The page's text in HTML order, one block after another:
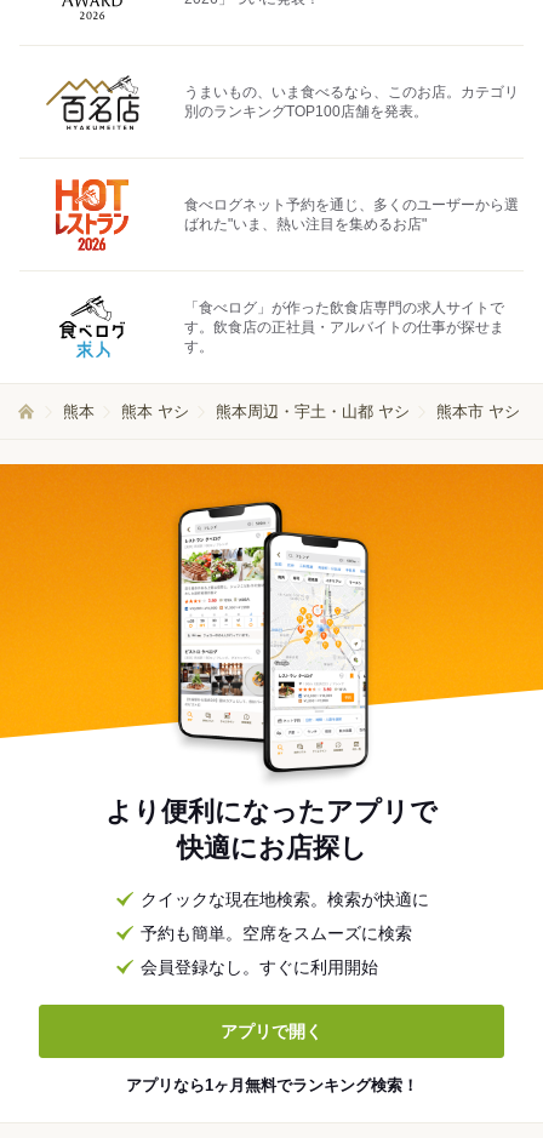
うまいもの、いま食べるなら、このお店。カテゴリ
別のランキングTOP100店舗を発表。
食べログネット予約を通じ、多くのユーザーから選
ばれた"いま、熱い注目を集めるお店"
「食べログ」が作った飲食店専門の求人サイトで
す。飲食店の正社員・アルバイトの仕事が探せま
す。
熊本 熊本 ヤシ 熊本周辺・宇土・山都 ヤシ 熊本市 ヤシ
より便利になったアプリで
快適にお店探し
クイックな現在地検索。検索が快適に
予約も簡単。空席をスムーズに検索
会員登録なし。すぐに利用開始
アプリで開く
アプリなら1ヶ月無料でランキング検索！